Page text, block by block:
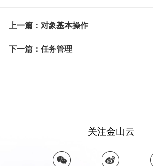
上一篇：对象基本操作
下一篇：任务管理
关注金山云